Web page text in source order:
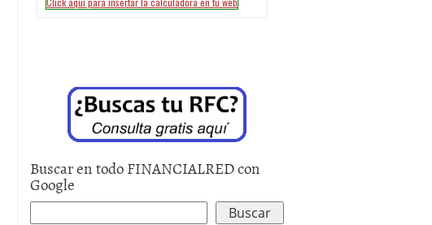
Buscar en todo FINANCIALRED con
Google